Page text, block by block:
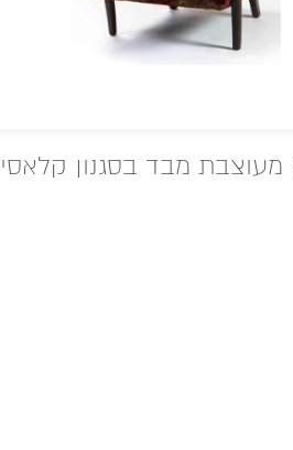
מעוצבת מבד בסגנון קלאסי